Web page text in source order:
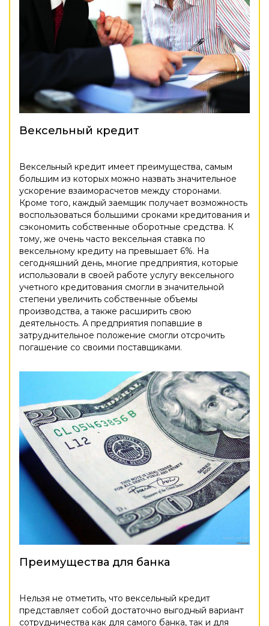
Вексельный кредит
Вексельный кредит имеет преимущества, самым
большим из которых можно назвать значительное
ускорение взаиморасчетов между сторонами.
Кроме того, каждый заемщик получает возможность
воспользоваться большими сроками кредитования и
сэкономить собственные оборотные средства. К
тому, же очень часто вексельная ставка по
вексельному кредиту на превышает 6%. На
сегодняшний день, многие предприятия, которые
использовали в своей работе услугу вексельного
учетного кредитования смогли в значительной
степени увеличить собственные объемы
производства, а также расширить свою
деятельность. А предприятия попавшие в
затруднительное положение смогли отсрочить
погашение со своими поставщиками.
Преимущества для банка
Нельзя не отметить, что вексельный кредит
представляет собой достаточно выгодный вариант
сотрудничества как для самого банка, так и для